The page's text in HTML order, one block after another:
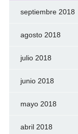
septiembre 2018
agosto 2018
julio 2018
junio 2018
mayo 2018
abril 2018